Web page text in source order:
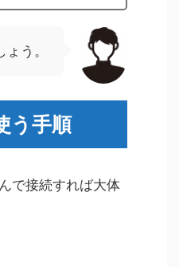
う。
う手順
で接続すれば大体